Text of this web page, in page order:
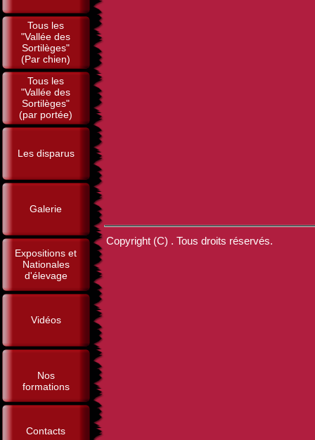
Tous les
"Vallée des
Sortilèges"
(Par chien)
Tous les
"Vallée des
Sortilèges"
(par portée)
Les disparus
Galerie
Expositions et
Nationales
d'élevage
Vidéos
Nos
formations
Contacts
Copyright (C) . Tous droits réservés.